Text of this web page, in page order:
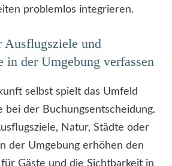
problemlos integrieren.
und
in der Umgebung verfassen
selbst spielt das Umfeld
bei der Buchungsentscheidung.
Natur, Städte oder
der Umgebung erhöhen den
Gäste und die Sichtbarkeit in